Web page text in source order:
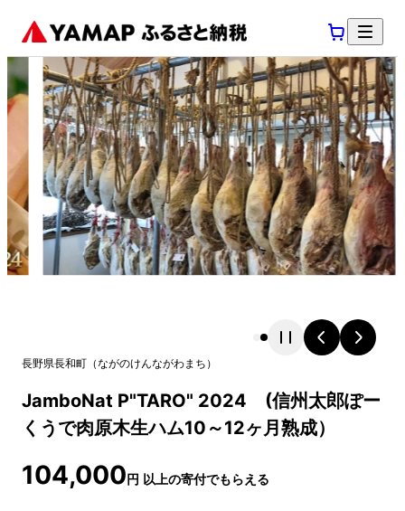
長野県長和町 （ながのけんながわまち ）
JamboNat P"TARO" 2024 (信州太郎ぽー
くうで肉原木生ハム10～12ヶ月熟成）
104,000円 以上の寄付でもらえる